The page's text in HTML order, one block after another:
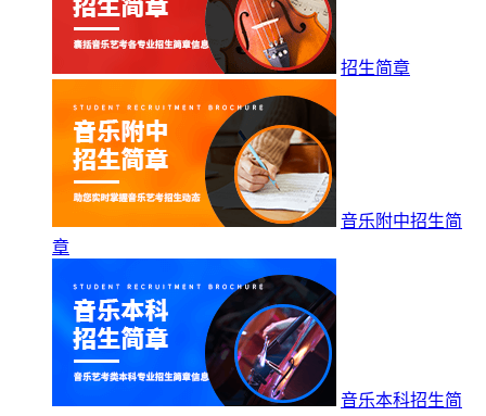
招生简章
音乐附中招生简
章
音乐本科招生简